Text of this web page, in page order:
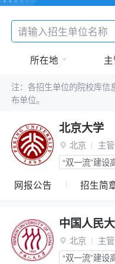
所在地
注：各招生单位的院校库信
布单位。
北京大学
 北京 主管
“双一流”建设
网报公告 招生简
中国人民
 北京 主管
“双一流”建设